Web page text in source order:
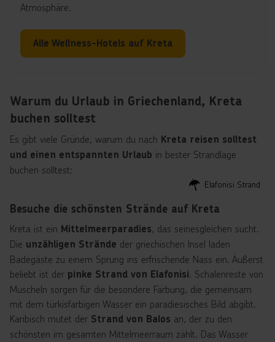
Atmosphäre.
Alle Wellness-Hotels auf Kreta
Warum du Urlaub in Griechenland, Kreta
buchen solltest
Es gibt viele Gründe, warum du nach Kreta reisen solltest
und einen entspannten Urlaub in bester Strandlage
buchen solltest:
Elafonisi Strand
Besuche die schönsten Strände auf Kreta
Kreta ist ein Mittelmeerparadies, das seinesgleichen sucht.
Die unzähligen Strände der griechischen Insel laden
Badegäste zu einem Sprung ins erfrischende Nass ein. Äußerst
beliebt ist der pinke Strand von Elafonisi. Schalenreste von
Muscheln sorgen für die besondere Färbung, die gemeinsam
mit dem türkisfarbigen Wasser ein paradiesisches Bild abgibt.
Karibisch mutet der Strand von Balos an, der zu den
schönsten im gesamten Mittelmeerraum zählt. Das Wasser